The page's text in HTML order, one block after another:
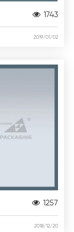
1743
2019/01/02
1257
2018/12/20